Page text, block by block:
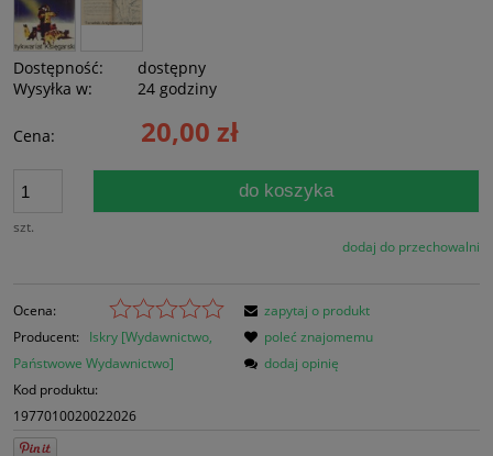
Dostępność:
dostępny
Wysyłka w:
24 godziny
Cena: 20,00 zł
szt.
do koszyka
dodaj do przechowalni
Ocena:
Producent:
Iskry [Wydawnictwo,
Państwowe Wydawnictwo]
Kod produktu:
1977010020022026
zapytaj o produkt
poleć znajomemu
dodaj opinię